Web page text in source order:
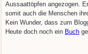
Aussaattöpfen angezogen.
somit auch die Menschen
Kein Wunder, dass zum
Heute doch noch ein Buch